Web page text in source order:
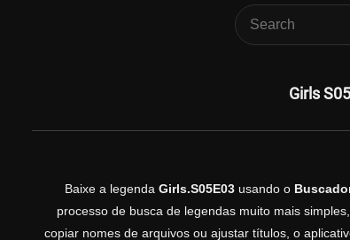
Girls
Baixe a legenda Girls.S05E03usando o
processo de busca de legendas muito mais
copiar nomes de arquivos ou ajustar títulos, o